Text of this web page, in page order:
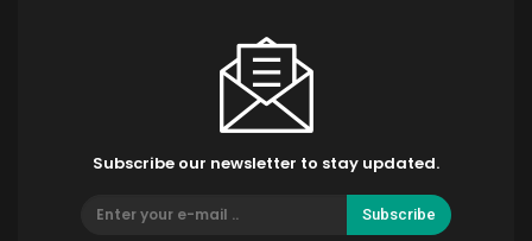
Subscribe our newsletter to stay updated.
Subscribe